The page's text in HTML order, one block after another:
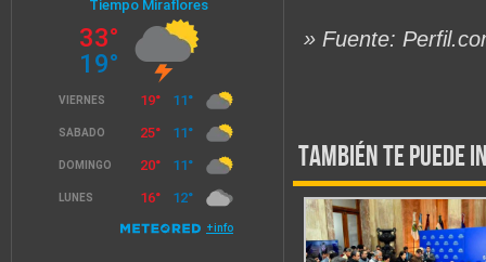
» Fuente:
También te puede